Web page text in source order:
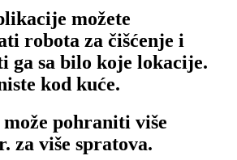
možete
robota za čišćenje i
ga sa bilo koje lokacije.
kod kuće.
pohraniti više
za više spratova.